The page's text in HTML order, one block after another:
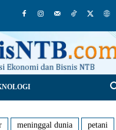
meninggal dunia
petani